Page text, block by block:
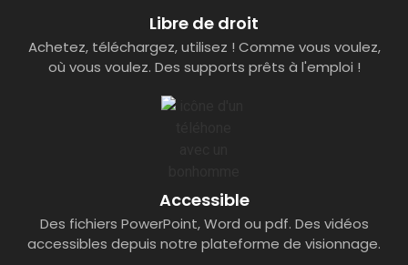
Libre de droit
Achetez, téléchargez, utilisez ! Comme vous voulez,
où vous voulez. Des supports prêts à l'emploi !
Accessible
Des fichiers PowerPoint, Word ou pdf. Des vidéos
accessibles depuis notre plateforme de visionnage.